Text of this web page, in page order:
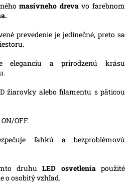
masívneho drevavo farebnom
prevedenie je jedinečné, preto sa
eleganciu a prirodzenú krásu
žiarovky alebo filamentu s päticou
OFF.
ľahkú a bezproblémovú
druhuLED osvetleniapoužité
o osobitý vzhľad.